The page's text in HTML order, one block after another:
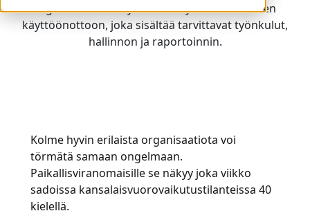
Saavuta ja konvertoi maailmanlaajuisesti
Vahvista tekoälyä luotettavilla tiedoilla
Kaikki ratkaisut
AI-pohjaiset laaduntarkistukset
Paranna AI:ta laadukkaalla datalla
brändeille
Vinkkejä tehokkuuden, skaalan ja laadun parantamiseen
Toimipisteet
Freelance-mahdollisuudet
Liity globaaliin verkostoomme
organisaatiot siirtyvät ensikäytöstä vakaaseen
käyttöönottoon, joka sisältää tarvittavat työnkulut,
hallinnon ja raportoinnin.
Kolme hyvin erilaista organisaatiota voi
törmätä samaan ongelmaan.
Paikallisviranomaisille se näkyy joka viikko
sadoissa kansalaisvuorovaikutustilanteissa 40
kielellä.